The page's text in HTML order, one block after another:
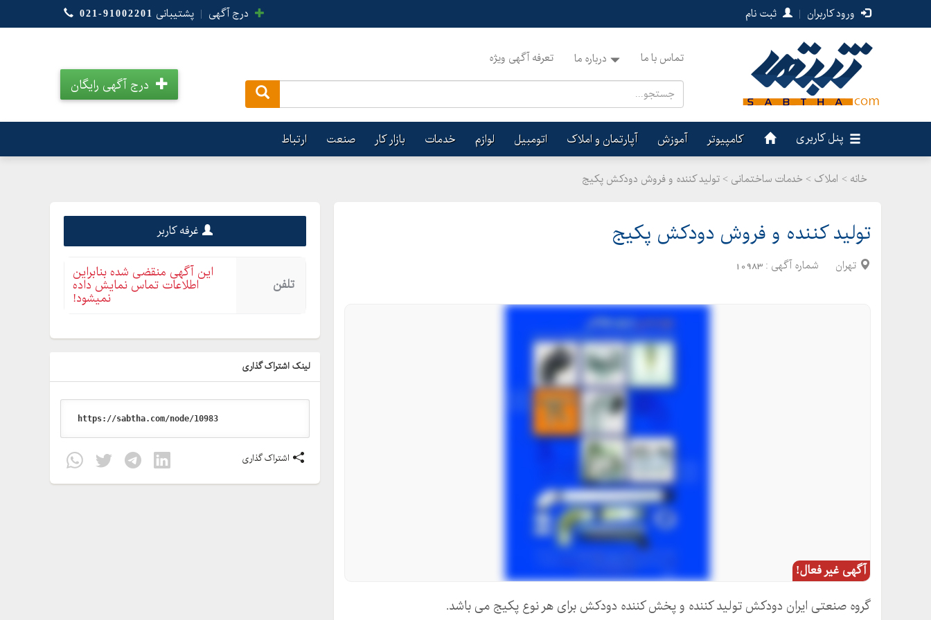
ورود کاربران | ثبت نام درج آگهی | پشتیبانی 021-91002201
تماس با ما درباره ما تعرفه آگهی ویژه
درج آگهی رایگان
پنل کاربری کامپیوتر آموزش آپارتمان و املاک اتومبیل لوازم خدمات بازار کار صنعت ارتباط
خانه > املاک > خدمات ساختمانی > تولید کننده و فروش دودکش پکیج
تولید کننده و فروش دودکش پکیج
تهران شماره آگهی : 10983
آگهی غیر فعال!
گروه صنعتی ایران دودکش تولید کننده و پخش کننده دودکش برای هر نوع پکیج می باشد.
غرفه کاربر
تلفن
این آگهی منقضی شده بنابراین
اطلاعات تماس نمایش داده
نمیشود!
لینک اشتراک گذاری
اشتراک گذاری